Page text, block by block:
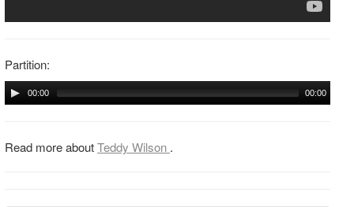
Partition:
00:00 00:00
Read more aboutTeddy Wilson .